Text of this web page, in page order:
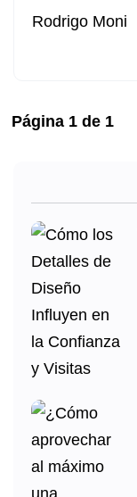
Rodrigo Moni
Página 1 de 1